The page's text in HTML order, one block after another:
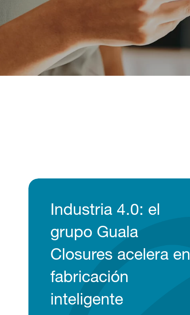
Industria 4.0: el
grupo Guala
Closures acelera en
fabricación
inteligente